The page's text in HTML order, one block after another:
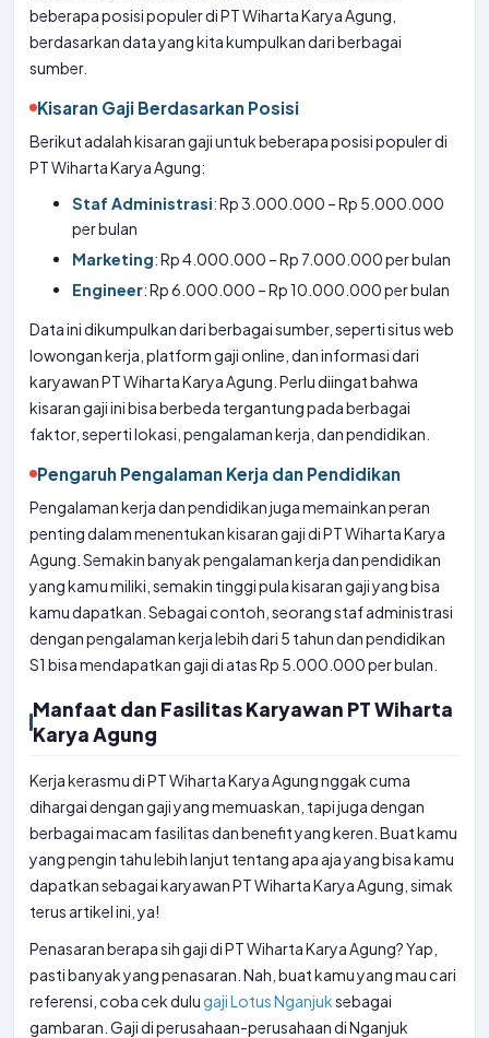
beberapa posisi populer di PT Wiharta Karya Agung,
berdasarkan data yang kita kumpulkan dari berbagai
sumber.
Kisaran Gaji Berdasarkan Posisi
Berikut adalah kisaran gaji untuk beberapa posisi populer di
PT Wiharta Karya Agung:
Staf Administrasi: Rp 3.000.000 – Rp 5.000.000
per bulan
Marketing: Rp 4.000.000 – Rp 7.000.000 per bulan
Engineer: Rp 6.000.000 – Rp 10.000.000 per bulan
Data ini dikumpulkan dari berbagai sumber, seperti situs web
lowongan kerja, platform gaji online, dan informasi dari
karyawan PT Wiharta Karya Agung. Perlu diingat bahwa
kisaran gaji ini bisa berbeda tergantung pada berbagai
faktor, seperti lokasi, pengalaman kerja, dan pendidikan.
Pengaruh Pengalaman Kerja dan Pendidikan
Pengalaman kerja dan pendidikan juga memainkan peran
penting dalam menentukan kisaran gaji di PT Wiharta Karya
Agung. Semakin banyak pengalaman kerja dan pendidikan
yang kamu miliki, semakin tinggi pula kisaran gaji yang bisa
kamu dapatkan. Sebagai contoh, seorang staf administrasi
dengan pengalaman kerja lebih dari 5 tahun dan pendidikan
S1 bisa mendapatkan gaji di atas Rp 5.000.000 per bulan.
Manfaat dan Fasilitas Karyawan PT Wiharta
Karya Agung
Kerja kerasmu di PT Wiharta Karya Agung nggak cuma
dihargai dengan gaji yang memuaskan, tapi juga dengan
berbagai macam fasilitas dan benefit yang keren. Buat kamu
yang pengin tahu lebih lanjut tentang apa aja yang bisa kamu
dapatkan sebagai karyawan PT Wiharta Karya Agung, simak
terus artikel ini, ya!
Penasaran berapa sih gaji di PT Wiharta Karya Agung? Yap,
pasti banyak yang penasaran. Nah, buat kamu yang mau cari
referensi, coba cek dulu gaji Lotus Nganjuksebagai
gambaran. Gaji di perusahaan-perusahaan di Nganjuk